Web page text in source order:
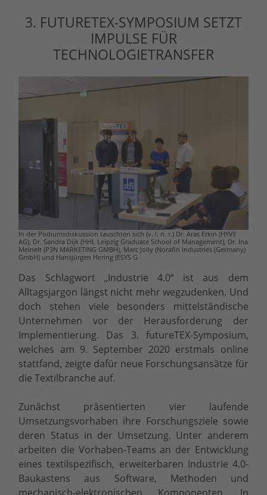
3. FUTURETEX-SYMPOSIUM SETZT
IMPULSE FÜR
TECHNOLOGIETRANSFER
In der Podiumsdiskussion tauschten sich (v. l. n. r.) Dr. Aras Erkin (HYVE
AG), Dr. Sandra Dijk (HHL Leipzig Graduate School of Management), Dr. Ina
Meinelt (P3N MARKETING GMBH), Marc Jolly (Norafin Industries (Germany)
GmbH) und Hansjürgen Hering (ESYS G
Das Schlagwort „Industrie 4.0“ ist aus dem
Alltagsjargon längst nicht mehr wegzudenken. Und
doch stehen viele besonders mittelständische
Unternehmen vor der Herausforderung der
Implementierung. Das 3. futureTEX-Symposium,
welches am 9. September 2020 erstmals online
stattfand, zeigte dafür neue Forschungsansätze für
die Textilbranche auf.
Zunächst präsentierten vier laufende
Umsetzungsvorhaben ihre Forschungsziele sowie
deren Status in der Umsetzung. Unter anderem
arbeiten die Vorhaben-Teams an der Entwicklung
eines textilspezifisch, erweiterbaren Industrie 4.0-
Baukastens aus Software, Methoden und